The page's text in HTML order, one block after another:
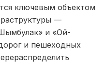
ключевым объектом
—
и «Ой-
и пешеходных